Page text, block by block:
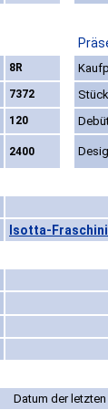
8R
7372
120
2400
Isotta-
Datum der